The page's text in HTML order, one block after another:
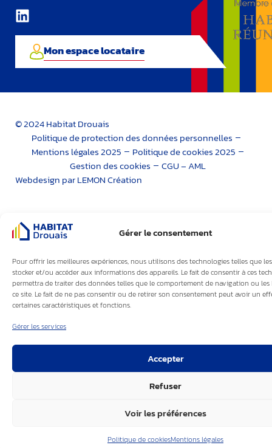
Gérer le consentement
Pour offrir les meilleures expériences, nous utilisons des technologies telles que
stocker et/ou accéder aux informations des appareils. Le fait de consentir à ces
permettra de traiter des données telles que le comportement de navigation ou les
ce site. Le fait de ne pas consentir ou de retirer son consentement peut avoir un
certaines caractéristiques et fonctions.
Gérer les services
Accepter
Refuser
Voir les préférences
Politique de cookiesMentions légales
Mon espace locataire
© 2024 Habitat Drouais
Politique de protection des données personnelles
Mentions légales 2025
Politique de cookies 2025
Gestion des cookies
CGU – AML
Webdesign par LEMON Création